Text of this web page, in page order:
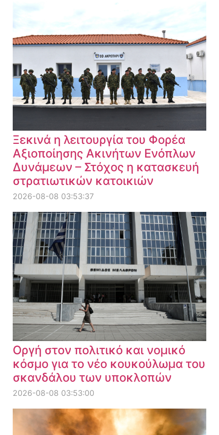
Ξεκινά η λειτουργία του Φορέα
Αξιοποίησης Ακινήτων Ενόπλων
Δυνάμεων – Στόχος η κατασκευή
στρατιωτικών κατοικιών
2026-08-08 03:53:37
Οργή στον πολιτικό και νομικό
κόσμο για το νέο κουκούλωμα του
σκανδάλου των υποκλοπών
2026-08-08 03:53:00